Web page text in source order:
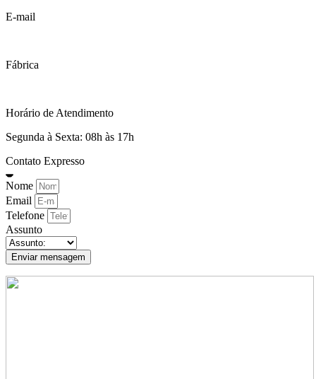
E-mail
Fábrica
Horário de Atendimento
Segunda à Sexta: 08h às 17h
Contato Expresso
Nome
Email
Telefone
Assunto
Enviar mensagem